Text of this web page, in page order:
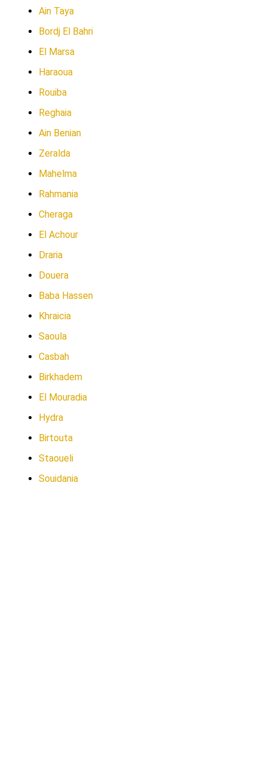
Ain Taya
Bordj El Bahri
El Marsa
Haraoua
Rouiba
Reghaia
Ain Benian
Zeralda
Mahelma
Rahmania
Cheraga
El Achour
Draria
Douera
Baba Hassen
Khraicia
Saoula
Casbah
Birkhadem
El Mouradia
Hydra
Birtouta
Staoueli
Souidania